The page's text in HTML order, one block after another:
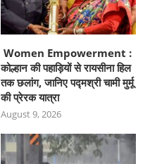
Women Empowerment :
कोल्हान की पहाड़ियों से रायसीना हिल
तक छलांग, जानिए पद्मश्री चामी मुर्मू
की प्रेरक यात्रा
August 9, 2026